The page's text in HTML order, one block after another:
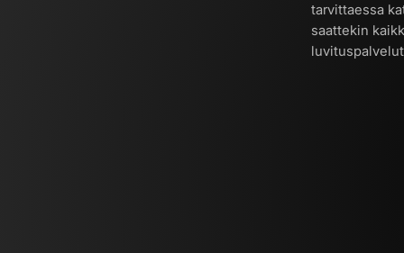
tarvittaessa
saattekin